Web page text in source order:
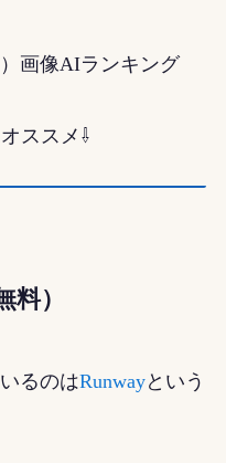
画像AIランキング
ススメ⇩
）
るのはRunwayという